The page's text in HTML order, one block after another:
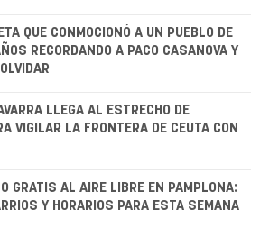
QUE CONMOCIONÓ A UN PUEBLO DE
RECORDANDO A PACO CASANOVA Y
LLEGA AL ESTRECHO DE
VIGILAR LA FRONTERA DE CEUTA CON
GRATIS AL AIRE LIBRE EN PAMPLONA:
Y HORARIOS PARA ESTA SEMANA